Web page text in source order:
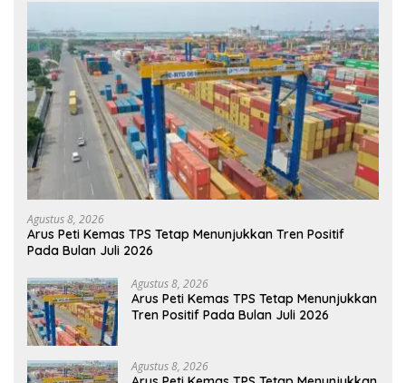
Agustus 8, 2026
Arus Peti Kemas TPS Tetap Menunjukkan Tren Positif
Pada Bulan Juli 2026
Agustus 8, 2026
Arus Peti Kemas TPS Tetap Menunjukkan
Tren Positif Pada Bulan Juli 2026
Agustus 8, 2026